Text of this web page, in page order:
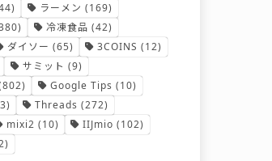
ラーメン (169)
冷凍食品 (42)
ダイソー (65) 3COINS (12)
サミット (9)
Google Tips (10)
Threads (272)
mixi2 (10) IIJmio (102)